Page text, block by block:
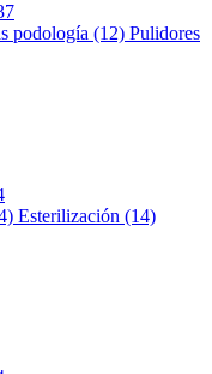
podología (12) Pulidores
Esterilización (14)